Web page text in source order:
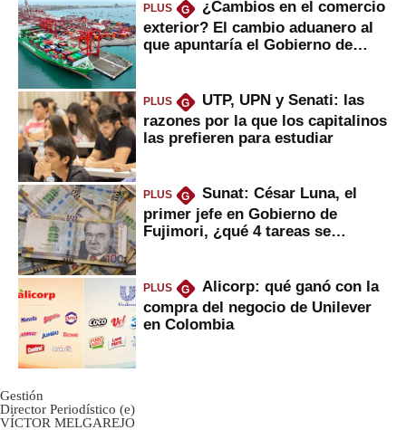
PLUS G
¿Cambios en el comercio
exterior? El cambio aduanero al
que apuntaría el Gobierno de
PLUS G
UTP, UPN y Senati: las
razones por la que los capitalinos
las prefieren para estudiar
PLUS G
Sunat: César Luna, el
primer jefe en Gobierno de
Fujimori, ¿qué 4 tareas se
PLUS G
Alicorp: qué ganó con la
compra del negocio de Unilever
en Colombia
Gestión
Director Periodístico (e)
VÍCTOR MELGAREJO